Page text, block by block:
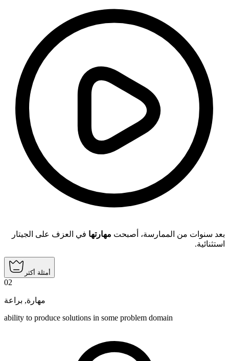
بعد سنوات من الممارسة، أصبحت مهارتها في العزف على الجيتار
استثنائية.
أمثلة أكثر
02
مهارة, براعة
ability to produce solutions in some problem domain